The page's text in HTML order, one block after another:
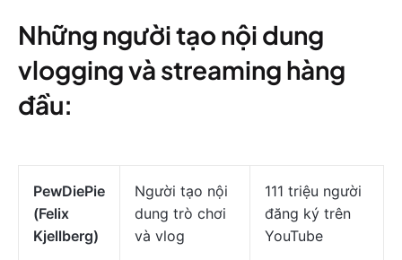
Những người tạo nội dung
vlogging và streaming hàng
đầu:
PewDiePie
(Felix
Kjellberg)
Người tạo nội
dung trò chơi
và vlog
111 triệu người
đăng ký trên
YouTube